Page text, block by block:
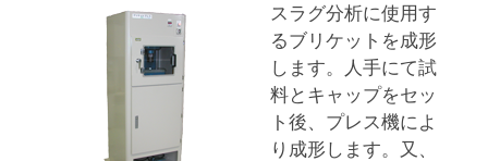
スラグ分析に使用す
るブリケットを成形
します。人手にて試
料とキャップをセッ
ト後、プレス機によ
り成形します。又、